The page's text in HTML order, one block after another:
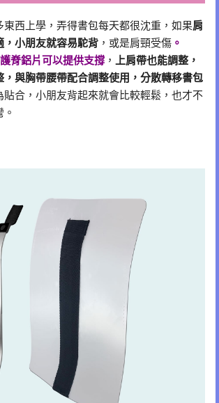
東西上學，弄得書包每天都很沈重，如果肩
，小朋友就容易駝背 ，或是肩頸受傷 。
脊鋁片可以提供支撐 ，
上肩帶也能調整，
，與胸帶腰帶配合調整使用，分散轉移書包
貼合，小朋友背起來就會比較輕鬆，也才不